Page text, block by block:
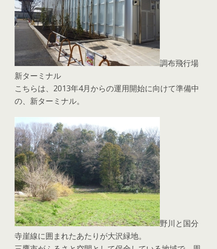
調布飛行場
新ターミナル
こちらは、2013年4月からの運用開始に向けて準備中
の、新ターミナル。
野川と国分
寺崖線に囲まれたあたりが大沢緑地。